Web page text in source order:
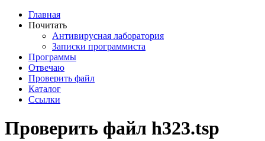
Главная
Почитать
Антивирусная лаборатория
Записки программиста
Программы
Отвечаю
Проверить файл
Каталог
Ссылки
Проверить файл h323.tsp